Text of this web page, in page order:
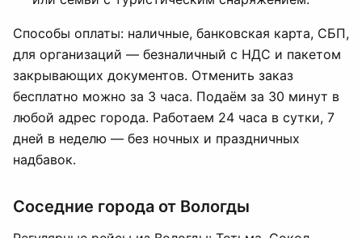
Способы оплаты: наличные, банковская карта, СБП,
для организаций — безналичный с НДС и пакетом
закрывающих документов. Отменить заказ
бесплатно можно за 3 часа. Подаём за 30 минут в
любой адрес города. Работаем 24 часа в сутки, 7
дней в неделю — без ночных и праздничных
надбавок.
Соседние города от Вологды